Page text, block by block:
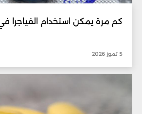
كم مرة يمكن استخدام الفياجرا
5 تموز 2026